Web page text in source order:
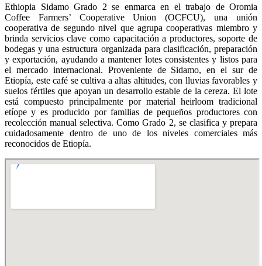
Ethiopia Sidamo Grado 2 se enmarca en el trabajo de Oromia
Coffee Farmers’ Cooperative Union (OCFCU), una unión
cooperativa de segundo nivel que agrupa cooperativas miembro y
brinda servicios clave como capacitación a productores, soporte de
bodegas y una estructura organizada para clasificación, preparación
y exportación, ayudando a mantener lotes consistentes y listos para
el mercado internacional. Proveniente de Sidamo, en el sur de
Etiopía, este café se cultiva a altas altitudes, con lluvias favorables y
suelos fértiles que apoyan un desarrollo estable de la cereza. El lote
está compuesto principalmente por material heirloom tradicional
etíope y es producido por familias de pequeños productores con
recolección manual selectiva. Como Grado 2, se clasifica y prepara
cuidadosamente dentro de uno de los niveles comerciales más
reconocidos de Etiopía.